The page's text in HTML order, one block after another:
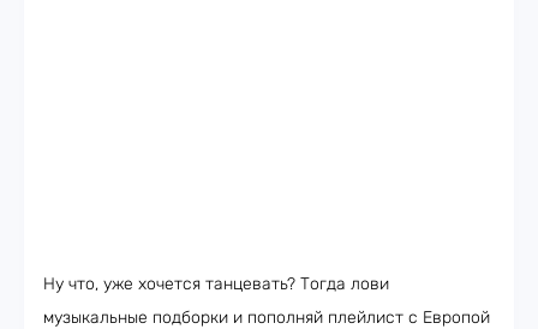
Ну что, уже хочется танцевать? Тогда лови
музыкальные подборки и пополняй плейлист с Европой